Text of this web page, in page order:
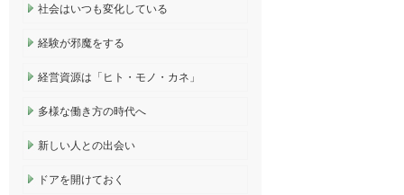
社会はいつも変化している
経験が邪魔をする
経営資源は「ヒト・モノ・カネ」
多様な働き方の時代へ
新しい人との出会い
ドアを開けておく